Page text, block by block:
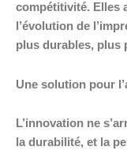
compétitivité. Elles
l’évolution de
plus durables, plus
Une solution pour
L’innovation ne
la durabilité, et la